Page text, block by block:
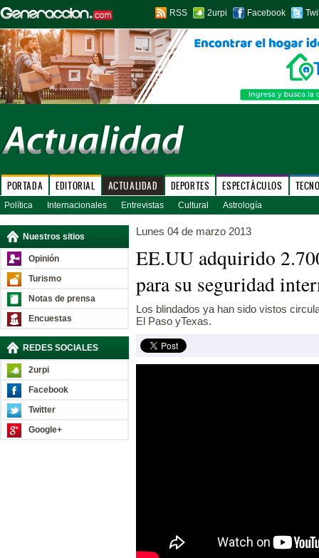
RSS 2urpi Facebook
PORTADA EDITORIAL ACTUALIDAD DEPORTES ESPECTÁCULOS
Política Internacionales Entrevistas Cultural Astrología
Nuestros sitios
Opinión
Turismo
Notas de prensa
Encuestas
REDES SOCIALES
2urpi
Facebook
Twitter
Google+
Lunes 04 de marzo 2013
EE.UU adquirido
para su seguridad
Los blindados ya han sido vistos
El Paso yTexas.